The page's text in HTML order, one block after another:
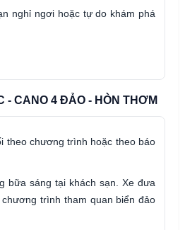
nghỉ ngơi hoặc tự do khám phá
- CANO 4 ĐẢO - HÒN THƠM
theo chương trình hoặc theo báo
bữa sáng tại khách sạn. Xe đưa
trình tham quan biển đảo